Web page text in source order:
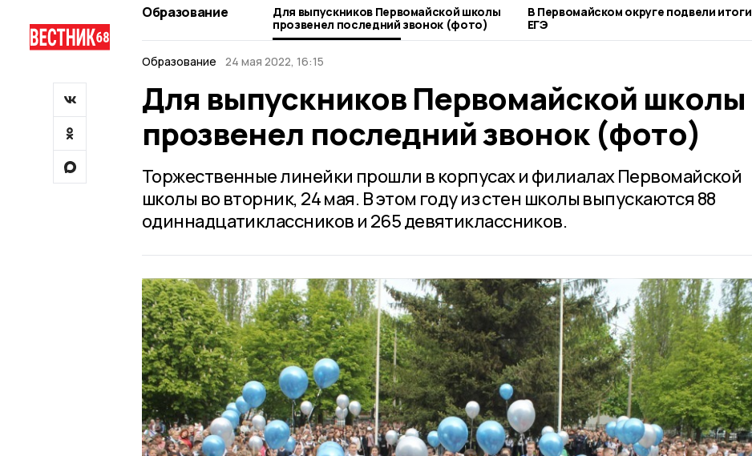
Образование
Для выпускников Первомайской школы
прозвенел последний звонок (фото)
В Первомайском округе подвели итоги
ЕГЭ
Образование
24 мая 2022, 16:15
Для выпускников Первомайской школы
прозвенел последний звонок (фото)
Торжественные линейки прошли в корпусах и филиалах Первомайской
школы во вторник, 24 мая. В этом году из стен школы выпускаются 88
одиннадцатиклассников и 265 девятиклассников.